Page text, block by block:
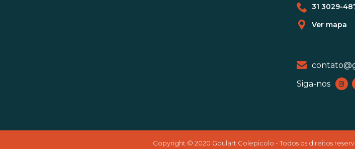
31 3029-
Ver mapa
Siga-nos
Copyright © 2020 Goulart Colepicolo - Todos os direitos